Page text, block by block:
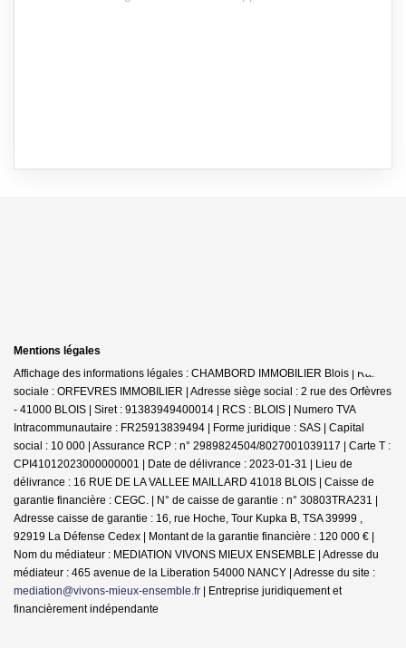
Mentions légales
Affichage des informations légales : CHAMBORD IMMOBILIER Blois | Raison
sociale : ORFEVRES IMMOBILIER | Adresse siège social : 2 rue des Orfèvres
- 41000 BLOIS | Siret : 91383949400014 | RCS : BLOIS | Numero TVA
Intracommunautaire : FR25913839494 | Forme juridique : SAS | Capital
social : 10 000 | Assurance RCP : n° 2989824504/8027001039117 | Carte T :
CPI41012023000000001 | Date de délivrance : 2023-01-31 | Lieu de
délivrance : 16 RUE DE LA VALLEE MAILLARD 41018 BLOIS | Caisse de
garantie financière : CEGC. | N° de caisse de garantie : n° 30803TRA231 |
Adresse caisse de garantie : 16, rue Hoche, Tour Kupka B, TSA 39999 ,
92919 La Défense Cedex | Montant de la garantie financière : 120 000 € |
Nom du médiateur : MEDIATION VIVONS MIEUX ENSEMBLE | Adresse du
médiateur : 465 avenue de la Liberation 54000 NANCY | Adresse du site :
mediation@vivons-mieux-ensemble.fr | Entreprise juridiquement et
financièrement indépendante